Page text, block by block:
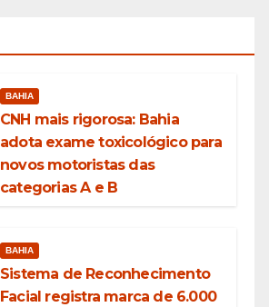
BAHIA
CNH mais rigorosa: Bahia
adota exame toxicológico para
novos motoristas das
categorias A e B
BAHIA
Sistema de Reconhecimento
Facial registra marca de 6.000